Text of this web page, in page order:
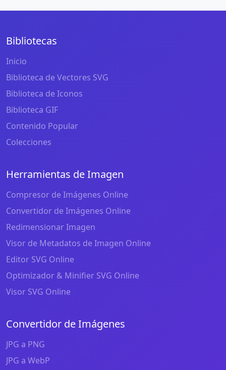
Bibliotecas
Inicio
Biblioteca de Vectores SVG
Biblioteca de Iconos
Biblioteca GIF
Contenido Popular
Colecciones
Herramientas de Imagen
Compresor de Imágenes Online
Convertidor de Imágenes Online
Redimensionar Imagen
Visor de Metadatos de Imagen Online
Editor SVG Online
Optimizador & Minifier SVG Online
Visor SVG Online
Convertidor de Imágenes
JPG a PNG
JPG a WebP